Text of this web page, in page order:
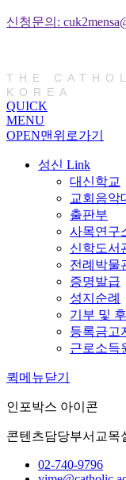
신청문의:
THE
KOREA
QUICK
MENU
OPEN맨위로가기
성신 Link
대신학교
교회음악
출판부
사목연구
신학도서
전례박물
증명발급
성지순례
기부 및
등록금고
근로소득
퀵메뉴닫기
인포박스 아이콘
콘텐츠담당부서 교목
02-740-9796